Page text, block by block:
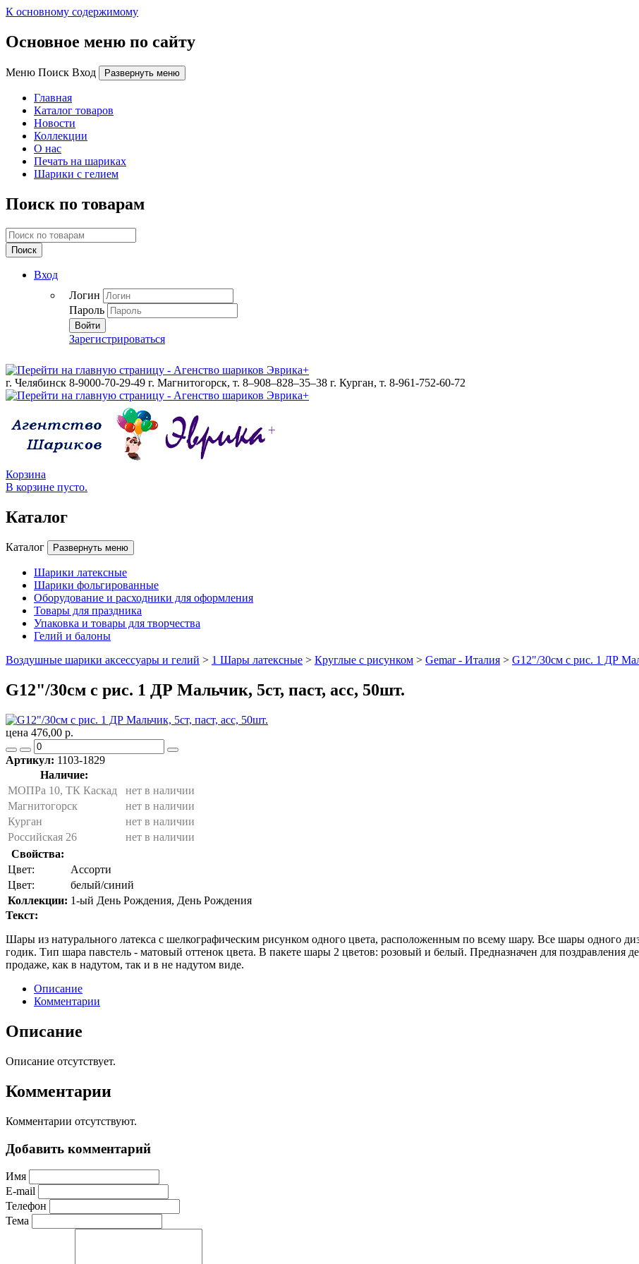
К основному содержимому
Основное меню по сайту
Меню Поиск Вход Развернуть меню
Главная
Каталог товаров
Новости
Коллекции
О нас
Печать на шариках
Шарики с гелием
Поиск по товарам
Поиск
Вход
Логин
Пароль
Войти
Зарегистрироваться
г. Челябинск 8-9000-70-29-49 г. Магнитогорск, т. 8–908–828–35–38 г. Курган, т. 8-961-752-60-72
Корзина
В корзине пусто.
Каталог
Каталог Развернуть меню
Шарики латексные
Шарики фольгированные
Оборудование и расходники для оформления
Товары для праздника
Упаковка и товары для творчества
Гелий и балоны
Воздушные шарики аксессуары и гелий > 1 Шары латексные > Круглые с рисунком > Gemar - Италия > G12"/30см с рис. 1 ДР
G12"/30см с рис. 1 ДР Мальчик, 5ст, паст, асс, 50шт.
цена 476,00 р.
Артикул: 1103-1829
Наличие:
МОПРа 10, ТК Каскад
нет в наличии
Магнитогорск
нет в наличии
Курган
нет в наличии
Российская 26
нет в наличии
Свойства:
Цвет:
Ассорти
Цвет:
белый/синий
Коллекции: 1-ый День Рождения, День Рождения
Текст:
Шары из натурального латекса c шелкографическим рисунком одного цвета, расположенным по всему шару. Все шары одного
годик. Тип шара павстель - матовый оттенок цвета. В пакете шары 2 цветов: розовый и белый. Предназначен для поздравления
продаже, как в надутом, так и в не надутом виде.
Описание
Комментарии
Описание
Описание отсутствует.
Комментарии
Комментарии отсутствуют.
Добавить комментарий
Имя
E-mail
Телефон
Тема